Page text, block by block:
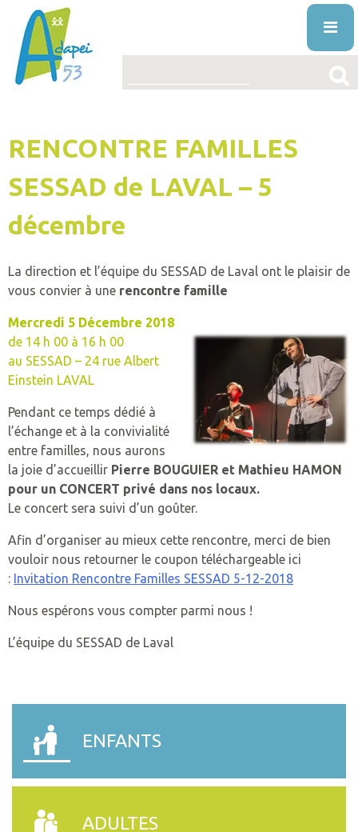
content
L’ASSOCIATION
PRÉSENTATION
PROJET ASSOCIATIF
ÉTABLISSEMENTS
LA VIE ASSOCIATIVE
PUBLICATIONS
LE HANDICAP MENTAL
DÉFINITION
DIAGNOSTIC
VIVRE AVEC
FAQ
LEXIQUE UNAPEI
LEXIQUE UNAPEI
LEXIQUE UNAPEI
ACTUALITÉS
AIDES
DROITS
RECONNAITRE LE HANDICAP
TRAVAILLER
LA RETRAITE
HABITER
NOUS AUSSI – DÉLÉGATION
NOS PRESTATIONS ET SERVICES
L’ÉDUCATION SPÉCIALISÉE ET
ÉTABLISSEMENTS
UEM – ECOLE
CAFS CENTRE D’ACCUEIL
SEES – IME JB MESSAGER
PROFESSIONNELS
L’ACCUEIL DE JOUR
ADMISSION
ÉTABLISSEMENTS
C2A
PROFESSIONNELS
L’HÉBERGEMENT ET ACCOMPAGNEMENT
MISSION
ADMISSION
ÉTABLISSEMENTS
F.A.M. L’ETAPE
LE TRAVAIL ADAPTÉ
MISSION
RECRUTEMENT
PROFESSIONNELS
LE TRAVAIL PROTÉGÉ
MISSION
ÉTABLISSEMENTS
TRAVAILLER À L’ADAPEI53
OFFRES D’EMPLOI
INDEX EGALITÉ PROFESSIONNELLE
ESPACE ENTREPRISES
PRÉSENTATION DES PRESTATIONS
HORTICULTURE
MENUISERIE
NETTOYAGE INDUSTRIEL
RESTAURATION
AIDE À L’INSERTION EN ENTREPRISE
POLITIQUE FISCALE
TAXE D’APPRENTISSAGE
NOS COORDONNÉES
PLAINTE ET RÉCLAMATION
COMITÉ ETHIQUE
ADULTES
FAMILLES
ENFANTS
FAIRE UN DON
ADHÉSION
RENCONTRE FAMILLES
SESSAD de LAVAL – 5
décembre
La direction et l’équipe du SESSAD de Laval ont le plaisir de
vous convier à une rencontre famille
Mercredi 5 Décembre 2018
de 14 h 00 à 16 h 00
au SESSAD – 24 rue Albert
Einstein LAVAL
Pendant ce temps dédié à
l’échange et à la convivialité
entre familles, nous aurons
la joie d’accueillir Pierre BOUGUIER et Mathieu HAMON
pour un CONCERT privé dans nos locaux.
Le concert sera suivi d’un goûter.
Afin d’organiser au mieux cette rencontre, merci de bien
vouloir nous retourner le coupon téléchargeable ici
: Invitation Rencontre Familles SESSAD 5-12-2018
Nous espérons vous compter parmi nous !
L’équipe du SESSAD de Laval
ENFANTS
ADULTES